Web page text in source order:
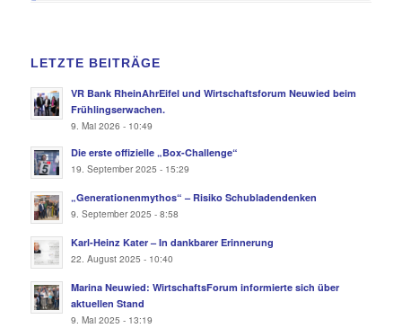
LETZTE BEITRÄGE
VR Bank RheinAhrEifel und Wirtschaftsforum Neuwied beim
Frühlingserwachen.
9. Mai 2026 - 10:49
Die erste offizielle „Box-Challenge“
19. September 2025 - 15:29
„Generationenmythos“ – Risiko Schubladendenken
9. September 2025 - 8:58
Karl-Heinz Kater – In dankbarer Erinnerung
22. August 2025 - 10:40
Marina Neuwied: WirtschaftsForum informierte sich über
aktuellen Stand
9. Mai 2025 - 13:19